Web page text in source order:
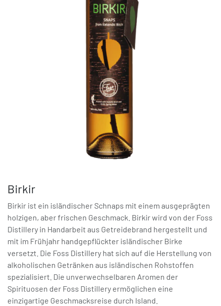
Birkir
Birkir ist ein isländischer Schnaps mit einem ausgeprägten
holzigen, aber frischen Geschmack. Birkir wird von der Foss
Distillery in Handarbeit aus Getreidebrand hergestellt und
mit im Frühjahr handgepflückter isländischer Birke
versetzt. Die Foss Distillery hat sich auf die Herstellung von
alkoholischen Getränken aus isländischen Rohstoffen
spezialisiert. Die unverwechselbaren Aromen der
Spirituosen der Foss Distillery ermöglichen eine
einzigartige Geschmacksreise durch Island.